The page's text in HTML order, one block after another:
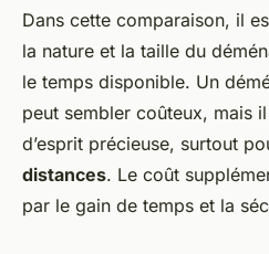
Dans cette comparaison, il
la nature et la taille du
le temps disponible. Un
peut sembler coûteux, mais
d’esprit précieuse, surtout
distances. Le coût
par le gain de temps et la